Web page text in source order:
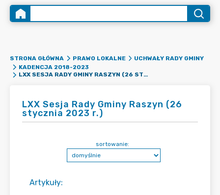
STRONA GŁÓWNA PRAWO LOKALNE
UCHWAŁY RADY GMINY
KADENCJA 2018-2023
LXX SESJA RADY GMINY RASZYN (26 STYCZNIA 2023 R.)
LXX Sesja Rady Gminy Raszyn (26
stycznia 2023 r.)
Artykuły:
sortowanie: